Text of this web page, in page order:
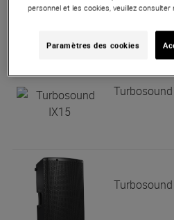
Turbosound
Turbosound
personnel et les cookies, veuillez consulter
Paramètres des cookies